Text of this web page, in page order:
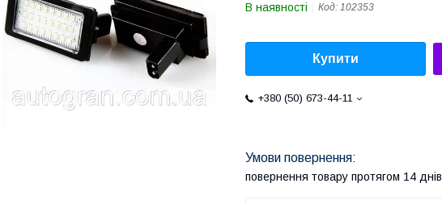
В наявності Код: 102353
Купити
+380 (50) 673-44-11
повернення товару протягом 14 днів